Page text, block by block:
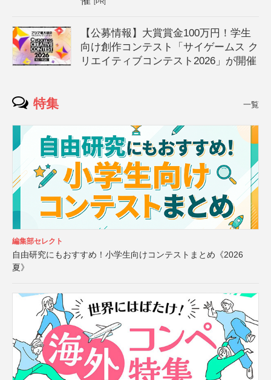
[PR]
【公募情報】大賞賞金100万円！学生
向け創作コンテスト「サイゲームス ク
リエイティブコンテスト2026」が開催
特集 一覧
編集部セレクト
自由研究にもおすすめ！小学生向けコンテストまとめ《2026
夏》